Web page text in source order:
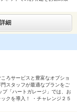
細
ろサービスと豊富なオプショ
スタッフが最適なプランをご
プ「ハートガレージ」では、お
クを導入！ ・チャレンジ２５